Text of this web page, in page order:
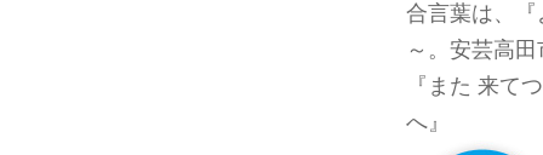
合言葉は、
～。安芸高
『また 来て
へ』